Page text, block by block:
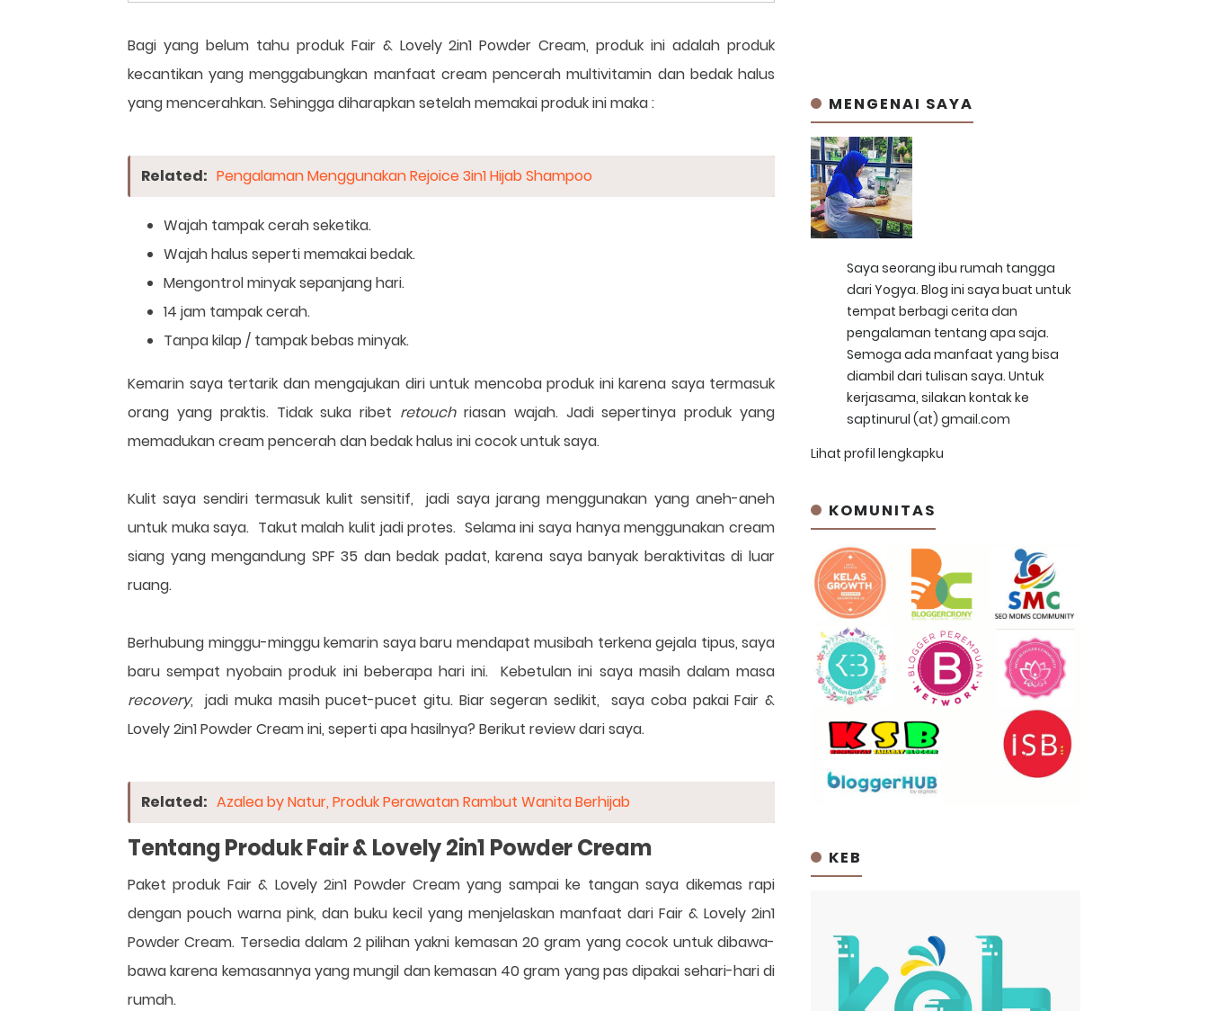
Bagi yang belum tahu produk Fair & Lovely 2in1 Powder Cream, produk ini adalah produk
kecantikan yang menggabungkan manfaat cream pencerah multivitamin dan bedak halus
yang mencerahkan. Sehingga diharapkan setelah memakai produk ini maka :
Related: Pengalaman Menggunakan Rejoice 3in1 Hijab Shampoo
Wajah tampak cerah seketika.
Wajah halus seperti memakai bedak.
Mengontrol minyak sepanjang hari.
14 jam tampak cerah.
Tanpa kilap / tampak bebas minyak.
Kemarin saya tertarik dan mengajukan diri untuk mencoba produk ini karena saya termasuk
orang yang praktis. Tidak suka ribet retouchriasan wajah. Jadi sepertinya produk yang
memadukan cream pencerah dan bedak halus ini cocok untuk saya.
Kulit saya sendiri termasuk kulit sensitif, jadi saya jarang menggunakan yang aneh-aneh
untuk muka saya. Takut malah kulit jadi protes. Selama ini saya hanya menggunakan cream
siang yang mengandung SPF 35 dan bedak padat, karena saya banyak beraktivitas di luar
ruang.
Berhubung minggu-minggu kemarin saya baru mendapat musibah terkena gejala tipus, saya
baru sempat nyobain produk ini beberapa hari ini. Kebetulan ini saya masih dalam masa
recovery, jadi muka masih pucet-pucet gitu. Biar segeran sedikit, saya coba pakai Fair &
Lovely 2in1 Powder Cream ini, seperti apa hasilnya? Berikut review dari saya.
Related: Azalea by Natur, Produk Perawatan Rambut Wanita Berhijab
Tentang Produk Fair & Lovely 2in1 Powder Cream
Paket produk Fair & Lovely 2in1 Powder Cream yang sampai ke tangan saya dikemas rapi
dengan pouch warna pink, dan buku kecil yang menjelaskan manfaat dari Fair & Lovely 2in1
Powder Cream. Tersedia dalam 2 pilihan yakni kemasan 20 gram yang cocok untuk dibawa-
bawa karena kemasannya yang mungil dan kemasan 40 gram yang pas dipakai sehari-hari di
rumah.
MENGENAI SAYA
Saya seorang ibu rumah tangga
dari Yogya. Blog ini saya buat untuk
tempat berbagi cerita dan
pengalaman tentang apa saja.
Semoga ada manfaat yang bisa
diambil dari tulisan saya. Untuk
kerjasama, silakan kontak ke
saptinurul (at) gmail.com
Lihat profil lengkapku
KOMUNITAS
KEB